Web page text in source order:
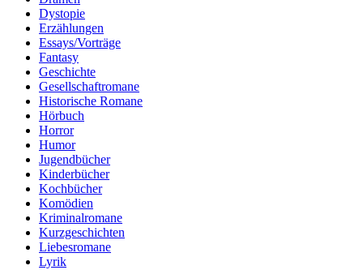
Dystopie
Erzählungen
Essays/Vorträge
Fantasy
Geschichte
Gesellschaftromane
Historische Romane
Hörbuch
Horror
Humor
Jugendbücher
Kinderbücher
Kochbücher
Komödien
Kriminalromane
Kurzgeschichten
Liebesromane
Lyrik